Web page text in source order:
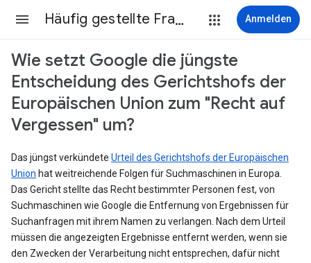
Häufig gestellte Fragen Anmelden
Wie setzt Google die jüngste
Entscheidung des Gerichtshofs der
Europäischen Union zum "Recht auf
Vergessen" um?
Das jüngst verkündete Urteil des Gerichtshofs der Europäischen
Union hat weitreichende Folgen für Suchmaschinen in Europa.
Das Gericht stellte das Recht bestimmter Personen fest, von
Suchmaschinen wie Google die Entfernung von Ergebnissen für
Suchanfragen mit ihrem Namen zu verlangen. Nach dem Urteil
müssen die angezeigten Ergebnisse entfernt werden, wenn sie
den Zwecken der Verarbeitung nicht entsprechen, dafür nicht